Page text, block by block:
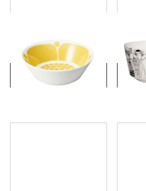
￥6,050 ￥4,400